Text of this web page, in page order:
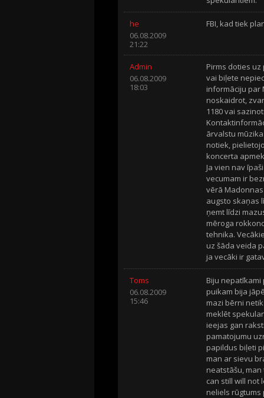
he
06.08.2009
21:22
FBI, kad tiek
Admin
06.08.2009
18:03
Pirms doties
vai biļete
informāciju par
noskaidrot,
1180 vai
ārvalstu
notiek,
koncerta
Ja vien nav
vecumam ir
vērā
augsto skaņas
ņemt līdzi
mēroga
tehnika.
uz šāda veida
ja vecāki ir
Toms
06.08.2009
15:46
Biju nepatīkami
puikam bija
mazi bērni
meklēt
ieejas gan
pamatojumu
papildus biļeti
man ar sievu
neatstāšu,
can still will not
neliels rūgtums